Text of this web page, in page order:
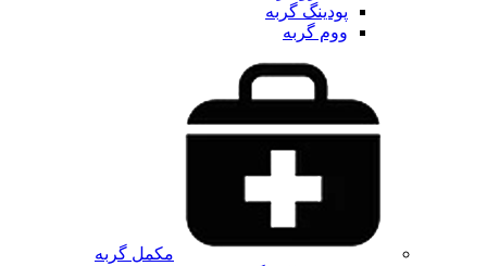
پودینگ گربه
ووم گربه
مکمل گربه